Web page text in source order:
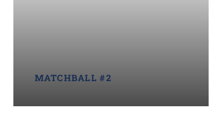
MATCHBALL #2